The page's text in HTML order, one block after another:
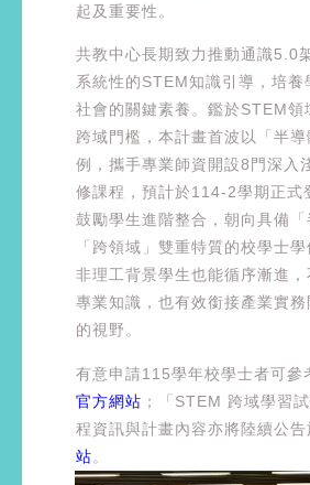
起及重要性。
共教中心長期致力推動通識5.0
系統性的STEM知識引導，培養
社會的關鍵素養。鑑於STEM領
跨域門檻，本計畫首波以「半
例，攜手專業師資開設8門深入
修課程，預計於114-2學期正式
鼓勵學生進階整合，朝向具備
「跨領域」雙重特質的校學士
非理工背景學生也能循序漸進，
專業知識，也有效銜接產業實
的視野。
有意申請115學年校學士者可參
官方網站 ；「STEM 跨域學習
程資訊與計畫內容亦將陸續公告
站。